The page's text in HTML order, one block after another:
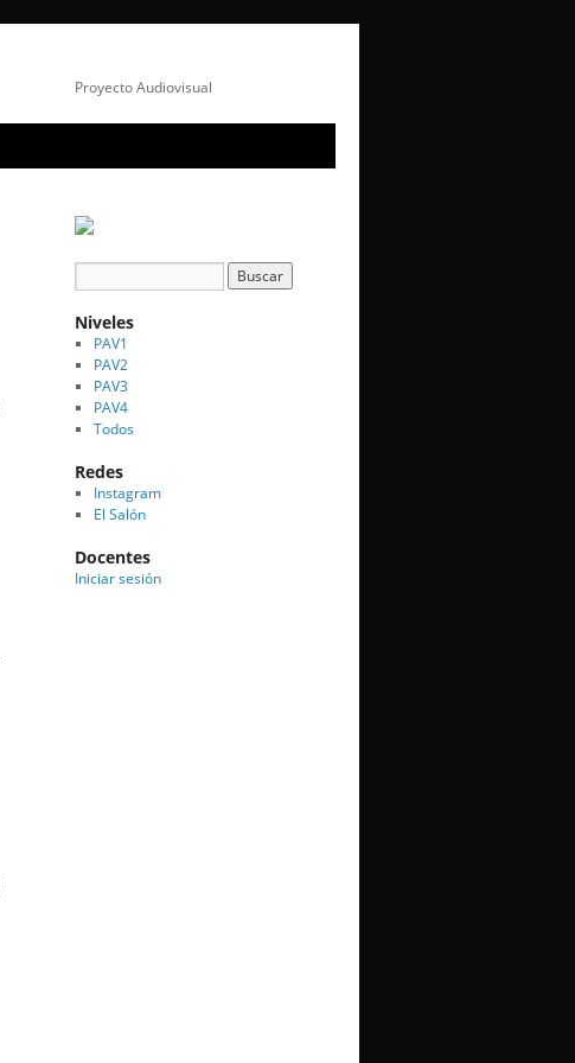
Proyecto Audiovisual
Niveles
PAV1
PAV2
PAV3
PAV4
Todos
Redes
Instagram
El Salón
Docentes
Iniciar sesión